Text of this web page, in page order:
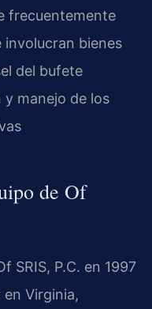
frecuentemente
involucran bienes
del bufete
manejo de los
de Of
SRIS, P.C. en 1997
Virginia,